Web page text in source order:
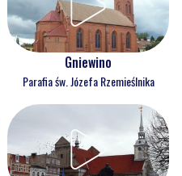
Gniewino
Parafia św. Józefa Rzemieślnika